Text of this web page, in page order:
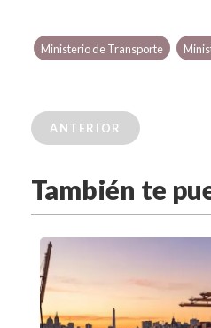
Ministerio de Transporte
ANTERIOR
También te